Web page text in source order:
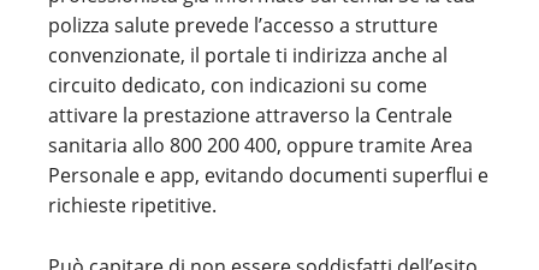
polizza salute prevede l’accesso a strutture
convenzionate, il portale ti indirizza anche al
circuito dedicato, con indicazioni su come
attivare la prestazione attraverso la Centrale
sanitaria allo 800 200 400, oppure tramite Area
Personale e app, evitando documenti superflui e
richieste ripetitive.